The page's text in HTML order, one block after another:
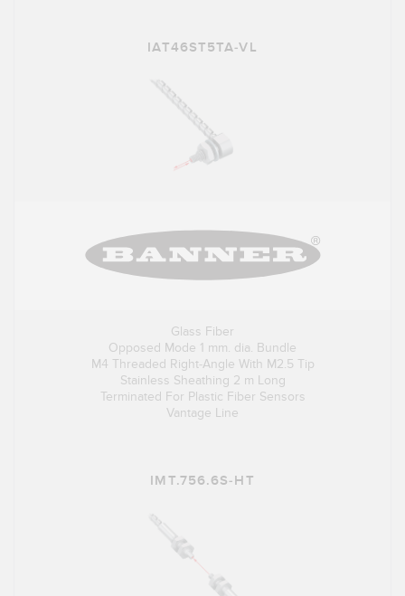
IAT46ST5TA-VL
Glass Fiber
Opposed Mode 1 mm. dia. Bundle
M4 Threaded Right-Angle With M2.5 Tip
Stainless Sheathing 2 m Long
Terminated For Plastic Fiber Sensors
Vantage Line
IMT.756.6S-HT